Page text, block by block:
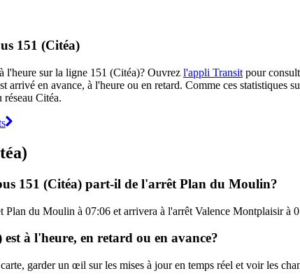
151 (Citéa)
l'heure sur la ligne 151 (Citéa)? Ouvrez l'appli Transit pour
en avance, à l'heure ou en retard. Comme ces statistiques
Citéa.
151 (Citéa) part-il de l'arrêt Plan du Moulin?
Plan du Moulin à 07:06 et arrivera à l'arrêt Valence Montplaisir à
est à l'heure, en retard ou en avance?
garder un œil sur les mises à jour en temps réel et voir les